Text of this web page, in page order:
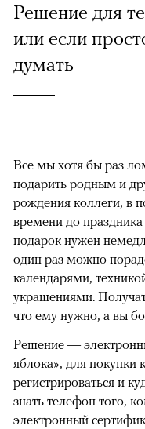
Решение для
или если
думать
Все мы хотя бы раз
подарить родным и
рождения коллеги, в
времени до
подарок нужен
один раз можно
календарями,
украшениями.
что ему нужно, а вы
Решение —
яблока», для покупки
регистрироваться и
знать телефон того,
электронный